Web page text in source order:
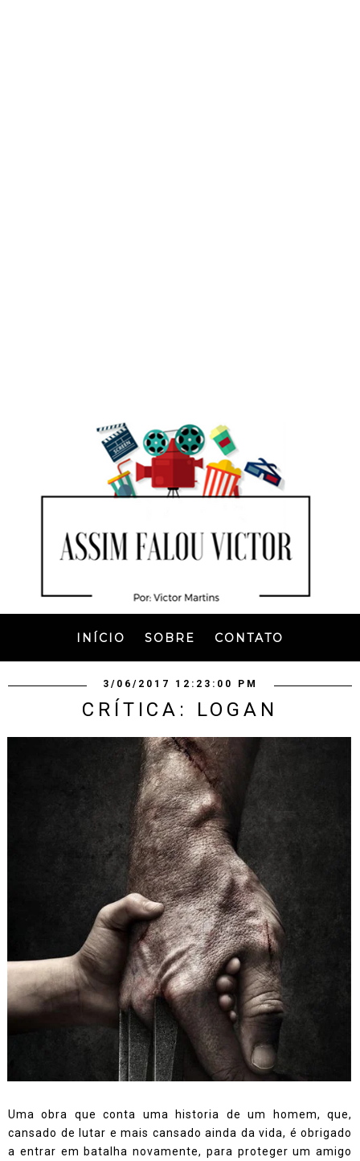
INÍCIO SOBRE CONTATO
3/06/2017 12:23:00 PM
CRÍTICA: LOGAN
Uma obra que conta uma historia de um homem, que,
cansado de lutar e mais cansado ainda da vida, é obrigado
a entrar em batalha novamente, para proteger um amigo